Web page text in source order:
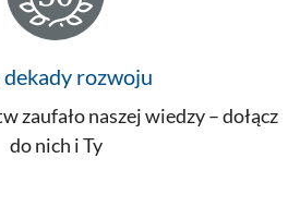
dekady rozwoju
zaufało naszej wiedzy – dołącz
do nich i Ty